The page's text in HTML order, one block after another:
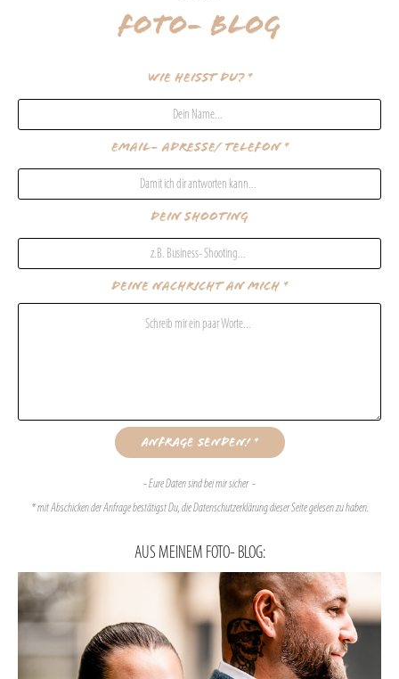
Wie heißt Du? *
Email- Adresse/ Telefon *
Dein Shooting
Deine Nachricht an mich *
Anfrage senden! *
- Eure Daten sind bei mir sicher -
* mit Abschicken der Anfrage bestätigst Du, die Datenschutzerklärung dieser Seite gelesen zu haben.
AUS MEINEM FOTO- BLOG: